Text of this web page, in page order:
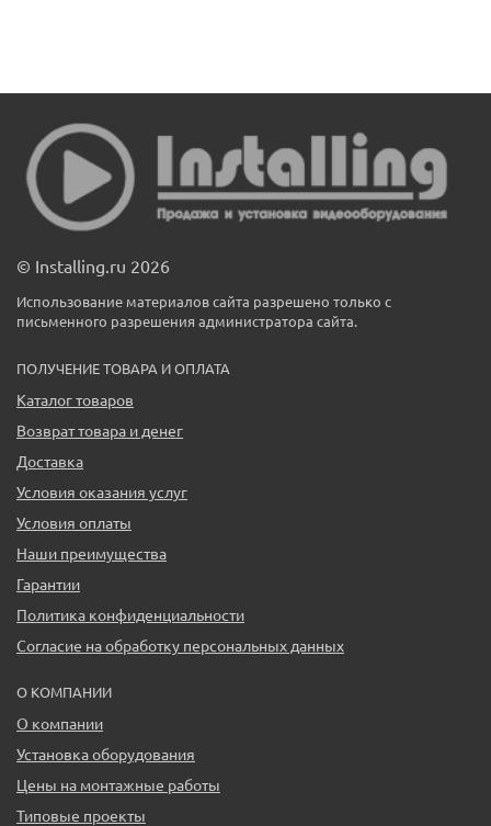
© Installing.ru 2026
Использование материалов сайта разрешено только с
письменного разрешения администратора сайта.
ПОЛУЧЕНИЕ ТОВАРА И ОПЛАТА
Каталог товаров
Возврат товара и денег
Доставка
Условия оказания услуг
Условия оплаты
Наши преимущества
Гарантии
Политика конфиденциальности
Согласие на обработку персональных данных
О КОМПАНИИ
О компании
Установка оборудования
Цены на монтажные работы
Типовые проекты